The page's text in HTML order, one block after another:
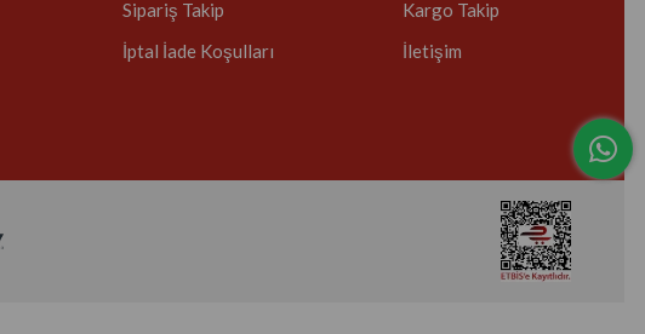
Sipariş Takip
İptal İade Koşulları
Kargo Takip
İletişim